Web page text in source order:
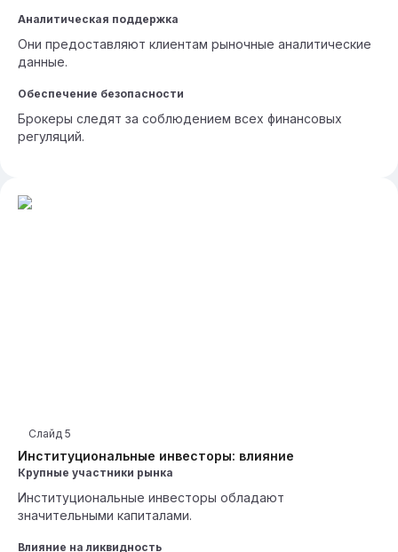
Аналитическая поддержка
Они предоставляют клиентам рыночные аналитические
данные.
Обеспечение безопасности
Брокеры следят за соблюдением всех финансовых
регуляций.
Институциональные инвесторы: влияние
Слайд 5
Крупные участники рынка
Институциональные инвесторы обладают
значительными капиталами.
Влияние на ликвидность